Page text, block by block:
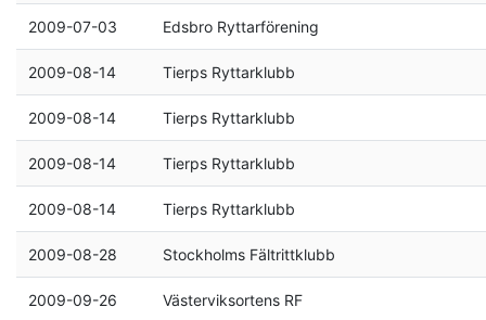
2009-07-03 Edsbro Ryttarförening
2009-08-14 Tierps Ryttarklubb
2009-08-14 Tierps Ryttarklubb
2009-08-14 Tierps Ryttarklubb
2009-08-14 Tierps Ryttarklubb
2009-08-28 Stockholms Fältrittklubb
2009-09-26 Västerviksortens RF